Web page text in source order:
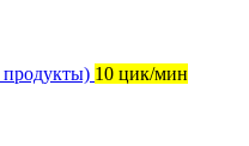
10 цик/мин